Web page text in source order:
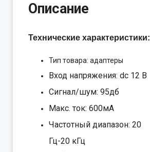
Описание
Технические характеристики:
Тип товара: адаптеры
Вход напряжения: dc 12 В
Сигнал/шум: 95дб
Макс. ток: 600мА
Частотный диапазон: 20
Гц-20 кГц